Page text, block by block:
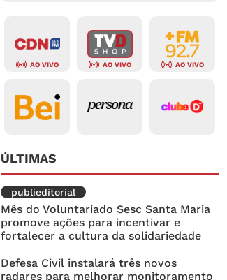
AO VIVO AO VIVO AO VIVO
ÚLTIMAS
publieditorial
Mês do Voluntariado Sesc Santa Maria
promove ações para incentivar e
fortalecer a cultura da solidariedade
Defesa Civil instalará três novos
radares para melhorar monitoramento